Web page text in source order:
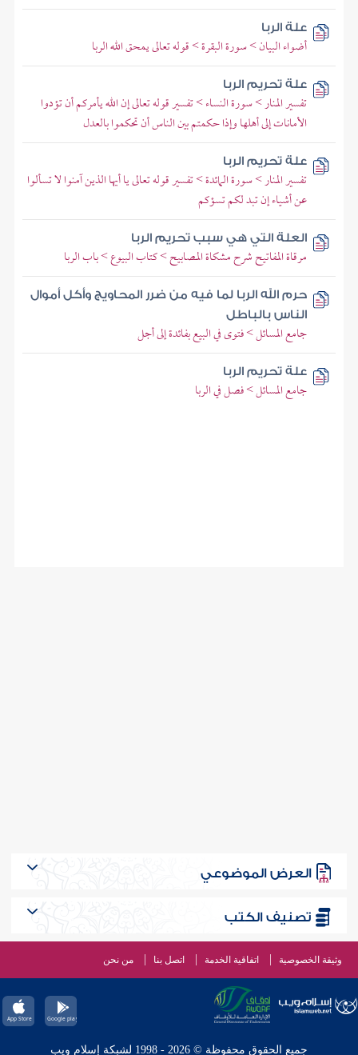
علة الربا
أضواء البيان > سورة البقرة > قوله تعالى يمحق الله الربا
علة تحريم الربا
تفسير المنار > سورة النساء > تفسير قوله تعالى إن الله يأمركم أن تؤدوا
الأمانات إلى أهلها وإذا حكمتم بين الناس أن تحكموا بالعدل
علة تحريم الربا
تفسير المنار > سورة المائدة > تفسير قوله تعالى يا أيها الذين آمنوا لا تسألوا
عن أشياء إن تبد لكم تسؤكم
العلة التي هي سبب تحريم الربا
مرقاة المفاتيح شرح مشكاة المصابيح > كتاب البيوع > باب الربا
حرم الله الربا لما فيه من ضرر المحاويج وأكل أموال
الناس بالباطل
جامع المسائل > فتوى في البيع بفائدة إلى أجل
علة تحريم الربا
جامع المسائل > فصل في الربا
العرض الموضوعي
تصنيف الكتب
وثيقة الخصوصية اتفاقية الخدمة اتصل بنا من نحن
جميع الحقوق محفوظة © 2026 - 1998 لشبكة إسلام ويب